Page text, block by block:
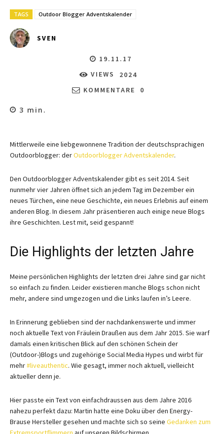
TAGS Outdoor Blogger Adventskalender
SVEN
19.11.17
VIEWS
2024
KOMMENTARE
0
3 min.
Mittlerweile eine liebgewonnene Tradition der deutschsprachigen
Outdoorblogger: derOutdoorblogger Adventskalender.
Den Outdoorblogger Adventskalender gibt es seit 2014. Seit
nunmehr vier Jahren öffnet sich an jedem Tag im Dezember ein
neues Türchen, eine neue Geschichte, ein neues Erlebnis auf einem
anderen Blog. In diesem Jahr präsentieren auch einige neue Blogs
ihre Geschichten. Lest mit, seid gespannt!
Die Highlights der letzten Jahre
Meine persönlichen Highlights der letzten drei Jahre sind gar nicht
so einfach zu finden. Leider existieren manche Blogs schon nicht
mehr, andere sind umgezogen und die Links laufen in’s Leere.
In Erinnerung geblieben sind der nachdankenswerte und immer
noch aktuelle Text von Fräulein Draußen aus dem Jahr 2015. Sie warf
damals einen kritischen Blick auf den schönen Schein der
(Outdoor-)Blogs und zugehörige Social Media Hypes und wirbt für
mehr#liveauthentic. Wie gesagt, immer noch aktuell, vielleicht
aktueller denn je.
Hier passte ein Text von einfachdraussen aus dem Jahre 2016
nahezu perfekt dazu: Martin hatte eine Doku über den Energy-
Brause Hersteller gesehen und machte sich so seine Gedanken zum